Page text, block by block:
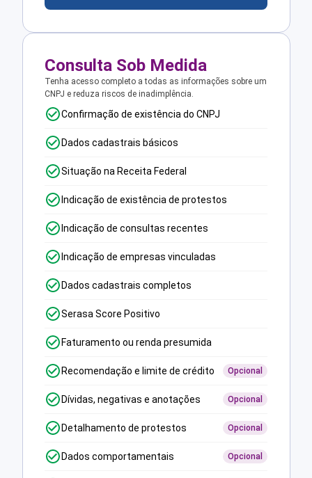
Consulta Sob Medida
Tenha acesso completo a todas as informações sobre um
CNPJ e reduza riscos de inadimplência.
Confirmação de existência do CNPJ
Dados cadastrais básicos
Situação na Receita Federal
Indicação de existência de protestos
Indicação de consultas recentes
Indicação de empresas vinculadas
Dados cadastrais completos
Serasa Score Positivo
Faturamento ou renda presumida
Recomendação e limite de crédito Opcional
Dívidas, negativas e anotações Opcional
Detalhamento de protestos Opcional
Dados comportamentais Opcional